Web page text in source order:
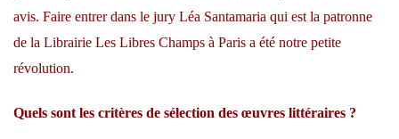
avis. Faire entrer dans le jury Léa Santamaria qui est la patronne
de la Librairie Les Libres Champs à Paris a été notre petite
révolution.
Quels sont les critères de sélection des œuvres littéraires ?